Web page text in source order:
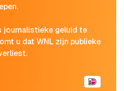
journalistieke geluid te
u dat WNL zijn publieke